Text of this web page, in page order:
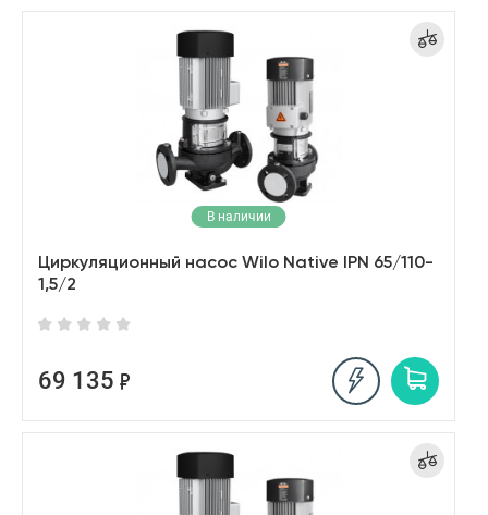
В наличии
Циркуляционный насос Wilo Native IPN 65/110-
1,5/2
69 135